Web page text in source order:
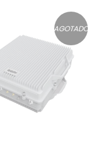
AGOTADO